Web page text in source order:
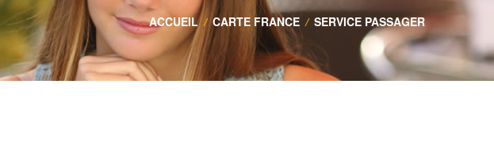
ACCUEIL / CARTE FRANCE / SERVICE PASSAGER